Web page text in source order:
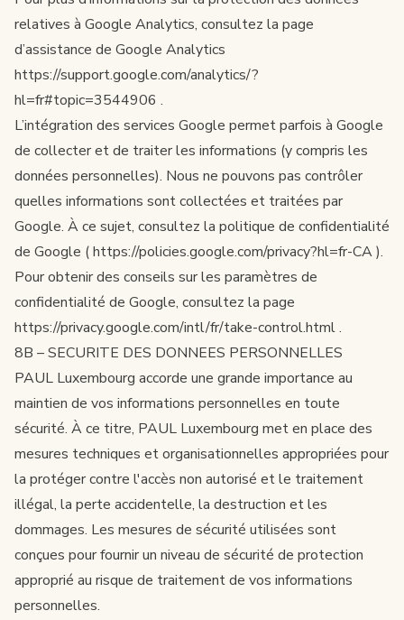
relatives à Google Analytics, consultez la page
d’assistance de Google Analytics
https://support.google.com/analytics/?
hl=fr#topic=3544906 .
L’intégration des services Google permet parfois à Google
de collecter et de traiter les informations (y compris les
données personnelles). Nous ne pouvons pas contrôler
quelles informations sont collectées et traitées par
Google. À ce sujet, consultez la politique de confidentialité
de Google (https://policies.google.com/privacy?hl=fr-CA).
Pour obtenir des conseils sur les paramètres de
confidentialité de Google, consultez la page
https://privacy.google.com/intl/fr/take-control.html.
8B – SECURITE DES DONNEES PERSONNELLES
PAUL Luxembourg accorde une grande importance au
maintien de vos informations personnelles en toute
sécurité. À ce titre, PAUL Luxembourg met en place des
mesures techniques et organisationnelles appropriées pour
la protéger contre l'accès non autorisé et le traitement
illégal, la perte accidentelle, la destruction et les
dommages. Les mesures de sécurité utilisées sont
conçues pour fournir un niveau de sécurité de protection
approprié au risque de traitement de vos informations
personnelles.